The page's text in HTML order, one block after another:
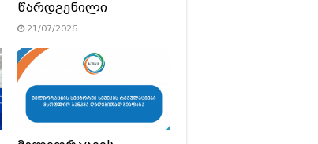
წარდგენილი
21/07/2026